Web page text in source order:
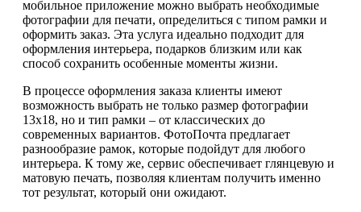
мобильное приложение можно выбрать необходимые
фотографии для печати, определиться с типом рамки и
оформить заказ. Эта услуга идеально подходит для
оформления интерьера, подарков близким или как
способ сохранить особенные моменты жизни.
В процессе оформления заказа клиенты имеют
возможность выбрать не только размер фотографии
13х18, но и тип рамки – от классических до
современных вариантов. ФотоПочта предлагает
разнообразие рамок, которые подойдут для любого
интерьера. К тому же, сервис обеспечивает глянцевую и
матовую печать, позволяя клиентам получить именно
тот результат, который они ожидают.